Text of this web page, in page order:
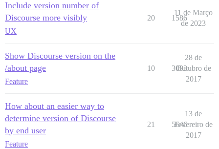
Include version number of
Discourse more visibly
UX
20 1586
11 de Março
de 2023
Show Discourse version on the
/about page
Feature
10 3093
28 de
Outubro de
2017
How about an easier way to
determine version of Discourse
by end user
Feature
21 5646
13 de
Fevereiro de
2017